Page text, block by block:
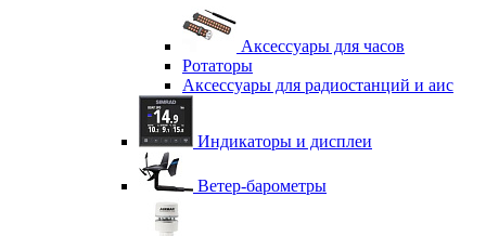
Аксессуары для часов
Ротаторы
Аксессуары для радиостанций и аис
Индикаторы и дисплеи
Ветер-барометры